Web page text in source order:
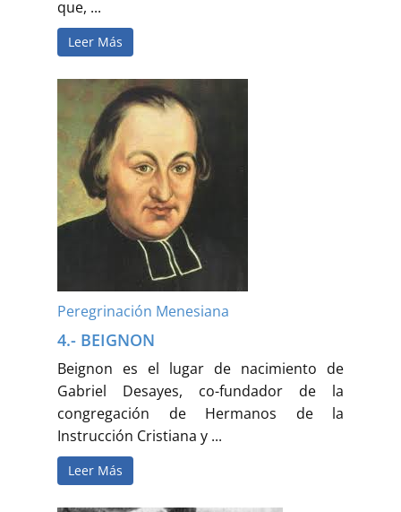
que, ...
Leer Más
Peregrinación Menesiana
4.- BEIGNON
Beignon es el lugar de nacimiento de
Gabriel Desayes, co-fundador de la
congregación de Hermanos de la
Instrucción Cristiana y ...
Leer Más